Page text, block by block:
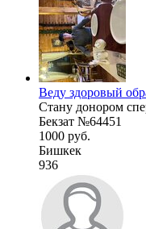
Веду здоровый
Стану донором
Бекзат №64451
1000 руб.
Бишкек
936